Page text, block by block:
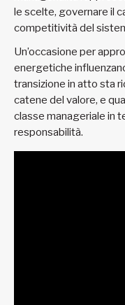
le scelte, governare il
competitività del
Un’occasione per
energetiche
transizione in atto sta
catene del valore, e
classe manageriale in
responsabilità.